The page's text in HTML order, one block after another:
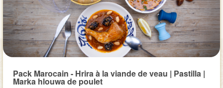
Pack Marocain - Hrira à la viande de veau | Pastilla |
Marka hlouwa de poulet